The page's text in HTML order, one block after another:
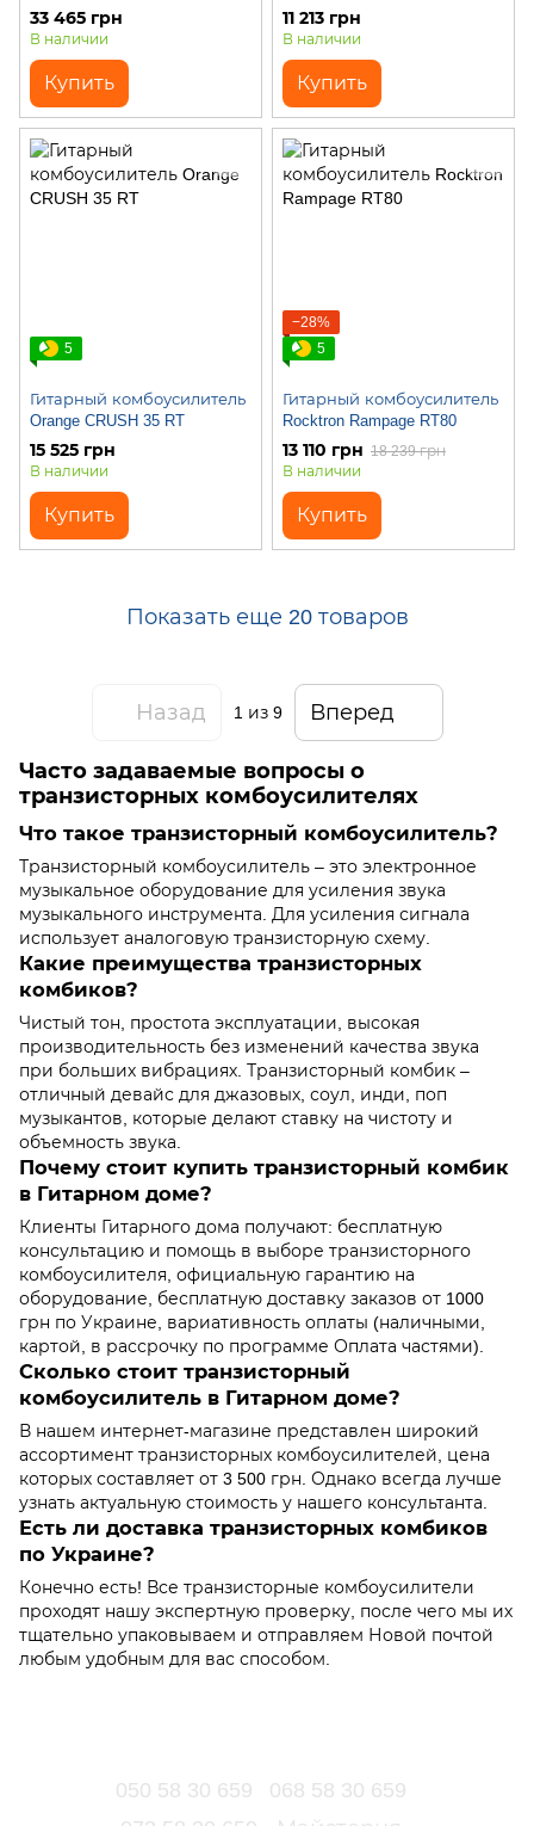
Crush Bass 100
33 465 грн
В наличии
Купить
Crush Bass 25
11 213 грн
В наличии
Купить
5
Гитарный комбоусилитель
Orange CRUSH 35 RT
15 525 грн
В наличии
Купить
−28%
5
Гитарный комбоусилитель
Rocktron Rampage RT80
13 110 грн 18 239 грн
В наличии
Купить
Показать еще 20 товаров
Назад 1из 9 Вперед
Часто задаваемые вопросы о
транзисторных комбоусилителях
Что такое транзисторный комбоусилитель?
Транзисторный комбоусилитель – это электронное
музыкальное оборудование для усиления звука
музыкального инструмента. Для усиления сигнала
использует аналоговую транзисторную схему.
Какие преимущества транзисторных
комбиков?
Чистый тон, простота эксплуатации, высокая
производительность без изменений качества звука
при больших вибрациях. Транзисторный комбик –
отличный девайс для джазовых, соул, инди, поп
музыкантов, которые делают ставку на чистоту и
объемность звука.
Почему стоит купить транзисторный комбик
в Гитарном доме?
Клиенты Гитарного дома получают: бесплатную
консультацию и помощь в выборе транзисторного
комбоусилителя, официальную гарантию на
оборудование, бесплатную доставку заказов от 1000
грн по Украине, вариативность оплаты (наличными,
картой, в рассрочку по программе Оплата частями).
Сколько стоит транзисторный
комбоусилитель в Гитарном доме?
В нашем интернет-магазине представлен широкий
ассортимент транзисторных комбоусилителей, цена
которых составляет от 3 500 грн. Однако всегда лучше
узнать актуальную стоимость у нашего консультанта.
Есть ли доставка транзисторных комбиков
по Украине?
Конечно есть! Все транзисторные комбоусилители
проходят нашу экспертную проверку, после чего мы их
тщательно упаковываем и отправляем Новой почтой
любым удобным для вас способом.
050 58 30 659
068 58 30 659